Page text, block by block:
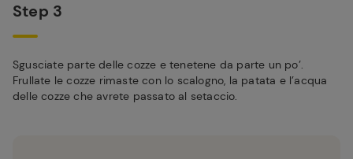
Step 3
Sgusciate parte delle cozze e tenetene da parte un po’.
Frullate le cozze rimaste con lo scalogno, la patata e l’acqua
delle cozze che avrete passato al setaccio.